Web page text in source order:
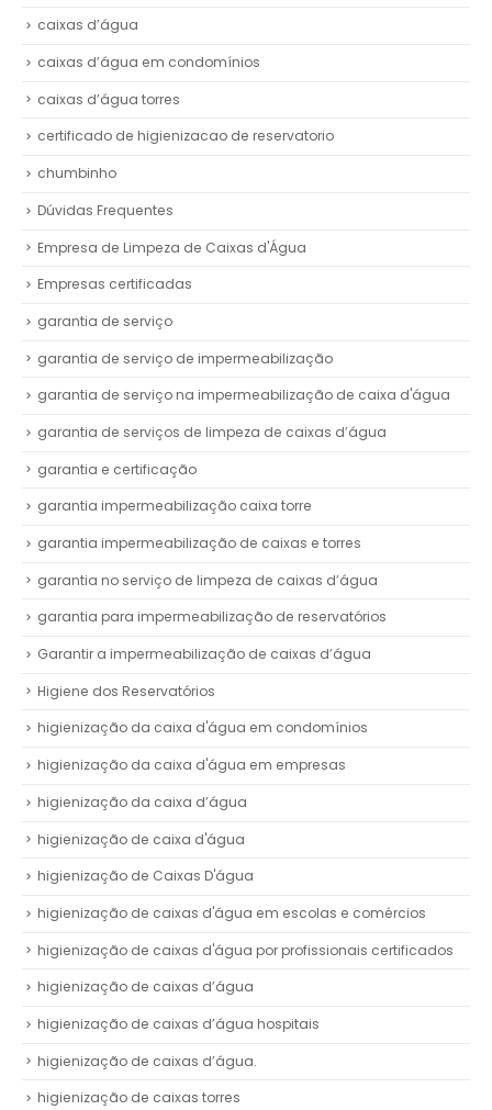
caixas d’água
caixas d’água em condomínios
caixas d’água torres
certificado de higienizacao de reservatorio
chumbinho
Dúvidas Frequentes
Empresa de Limpeza de Caixas d'Água
Empresas certificadas
garantia de serviço
garantia de serviço de impermeabilização
garantia de serviço na impermeabilização de caixa d'água
garantia de serviços de limpeza de caixas d’água
garantia e certificação
garantia impermeabilização caixa torre
garantia impermeabilização de caixas e torres
garantia no serviço de limpeza de caixas d’água
garantia para impermeabilização de reservatórios
Garantir a impermeabilização de caixas d’água
Higiene dos Reservatórios
higienização da caixa d'água em condomínios
higienização da caixa d'água em empresas
higienização da caixa d’água
higienização de caixa d'água
higienização de Caixas D'água
higienização de caixas d'água em escolas e comércios
higienização de caixas d'água por profissionais certificados
higienização de caixas d’água
higienização de caixas d’água hospitais
higienização de caixas d’água.
higienização de caixas torres